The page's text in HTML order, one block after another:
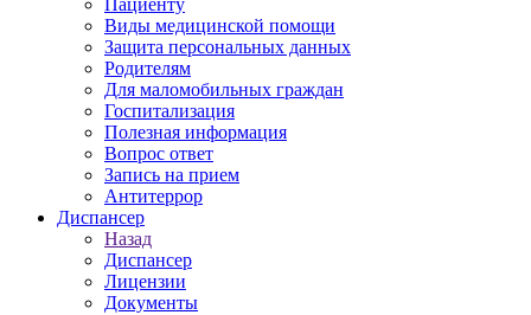
Пациенту
Виды медицинской помощи
Защита персональных данных
Родителям
Для маломобильных граждан
Госпитализация
Полезная информация
Вопрос ответ
Запись на прием
Антитеррор
Диспансер
Назад
Диспансер
Лицензии
Документы